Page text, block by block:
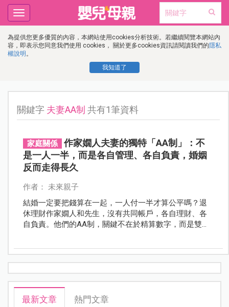
為提供您更多優質的內容，本網站使用cookies分析技術。若繼續閱覽本網站內
容，即表示您同意我們使用 cookies， 關於更多cookies資訊請閱讀我們的隱私
權說明 。
我知道了
Toggle
navigation
關鍵字 夫妻AA制 共有1筆資料
家庭關係
作家嫺人夫妻的獨特「AA制」：不
是一人一半，而是各自管理、各自負責，婚姻
反而走得長久
作者： 未來親子
結婚一定要把錢算在一起，一人付一半才算公平嗎？退
休理財作家嫺人和先生，沒有共同帳戶，各自理財、各
自負責。他們的AA制，關鍵不在於精算數字，而是雙方
最新文章 熱門文章